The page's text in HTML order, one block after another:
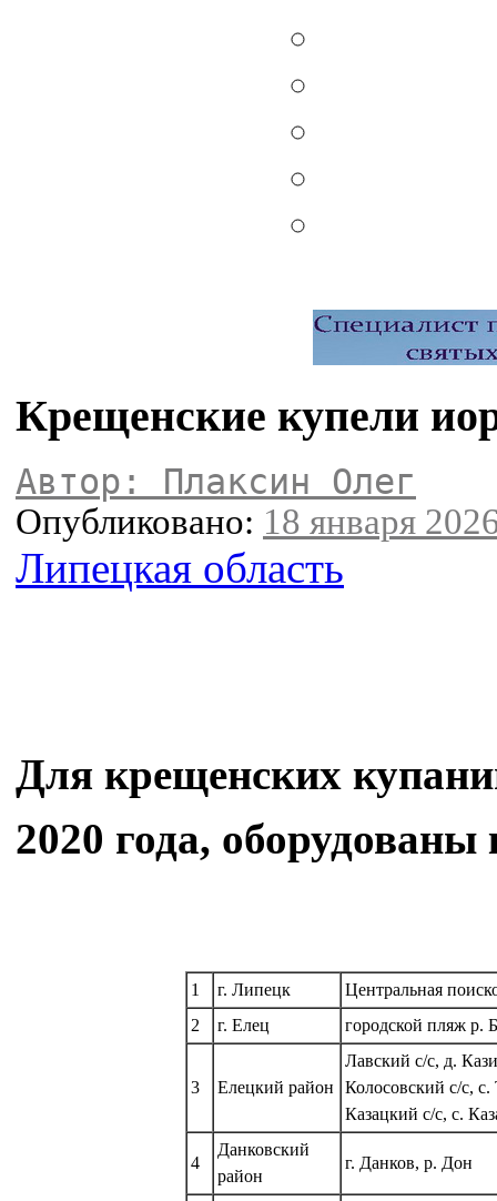
Крещенские купели
Автор: Плаксин Олег
Опубликовано: 18 января
Липецкая область
Для крещенских
2020 года,
1 г. Липецк
Центральная
2
г. Елец городской пляж р.
3 Елецкий район
Лавский с/с, д.
Колосовский с/с,
Казацкий с/с, с.
4
Данковский
район
г. Данков, р. Дон